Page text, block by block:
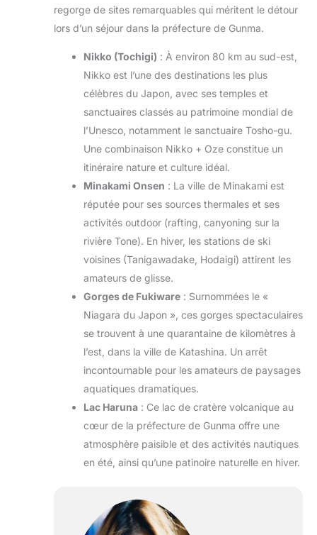
regorge de sites remarquables qui méritent le détour
lors d’un séjour dans la préfecture de Gunma.
Nikko (Tochigi) : À environ 80 km au sud-est,
Nikko est l’une des destinations les plus
célèbres du Japon, avec ses temples et
sanctuaires classés au patrimoine mondial de
l’Unesco, notamment le sanctuaire Tosho-gu.
Une combinaison Nikko + Oze constitue un
itinéraire nature et culture idéal.
Minakami Onsen : La ville de Minakami est
réputée pour ses sources thermales et ses
activités outdoor (rafting, canyoning sur la
rivière Tone). En hiver, les stations de ski
voisines (Tanigawadake, Hodaigi) attirent les
amateurs de glisse.
Gorges de Fukiware : Surnommées le «
Niagara du Japon », ces gorges spectaculaires
se trouvent à une quarantaine de kilomètres à
l’est, dans la ville de Katashina. Un arrêt
incontournable pour les amateurs de paysages
aquatiques dramatiques.
Lac Haruna : Ce lac de cratère volcanique au
cœur de la préfecture de Gunma offre une
atmosphère paisible et des activités nautiques
en été, ainsi qu’une patinoire naturelle en hiver.